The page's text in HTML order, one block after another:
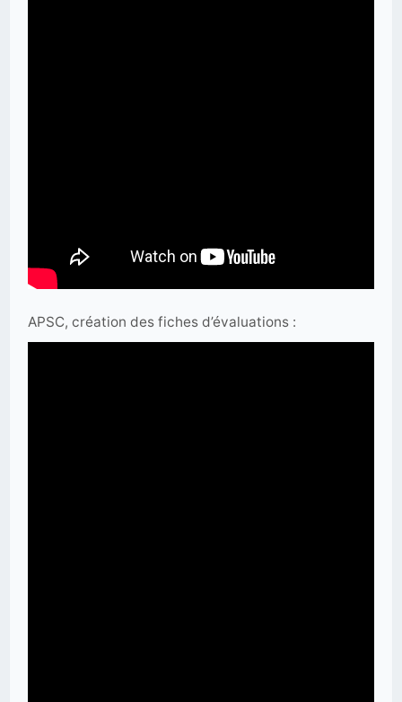
APSC, création des fiches d’évaluations :